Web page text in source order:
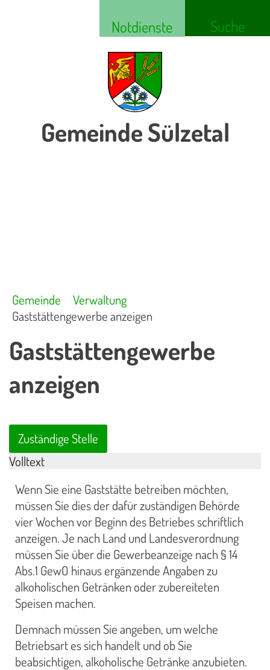
Notdienste Suche
Gemeinde Sülzetal
Gemeinde
Verwaltung
Gaststättengewerbe anzeigen
Gaststättengewerbe
anzeigen
Zuständige Stelle
Volltext
Wenn Sie eine Gaststätte betreiben möchten,
müssen Sie dies der dafür zuständigen Behörde
vier Wochen vor Beginn des Betriebes schriftlich
anzeigen. Je nach Land und Landesverordnung
müssen Sie über die Gewerbeanzeige nach § 14
Abs.1 GewO hinaus ergänzende Angaben zu
alkoholischen Getränken oder zubereiteten
Speisen machen.
Demnach müssen Sie angeben, um welche
Betriebsart es sich handelt und ob Sie
beabsichtigen, alkoholische Getränke anzubieten.